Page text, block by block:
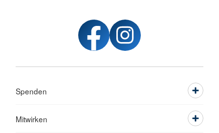
Spenden
Mitwirken